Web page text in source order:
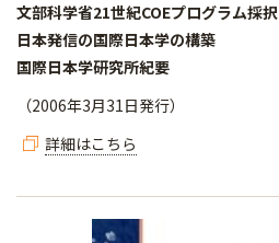
文部科学省21世紀COEプログラム採択
日本発信の国際日本学の構築
国際日本学研究所紀要
（2006年3月31日発行）
詳細はこちら